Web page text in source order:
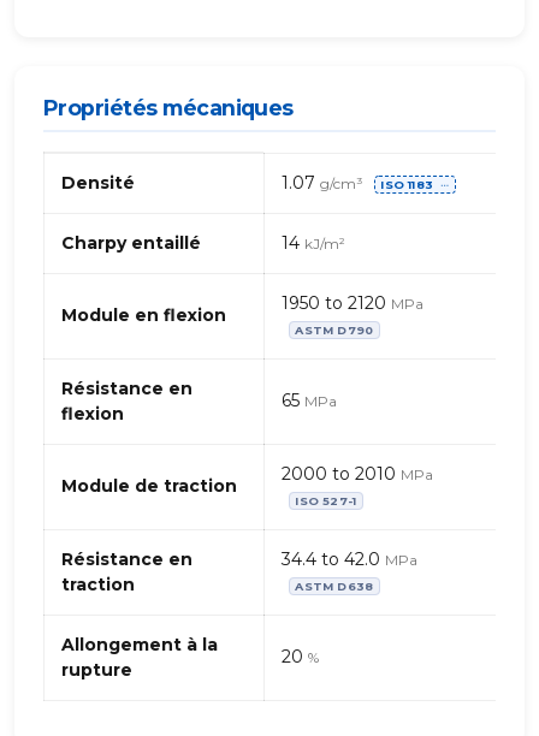
Propriétés mécaniques
mécaniques
de
ASA
Acrylate)+ABS
Butadiène
Styrène)
Densité 1.07 g/cm³ ISO 1183 ⋯
Charpy entaillé 14 kJ/m²
Module en flexion
1950 to 2120 MPa
ASTM D790
Résistance en
flexion
65 MPa
Module de traction
2000 to 2010 MPa
ISO 527-1
Résistance en
traction
34.4 to 42.0 MPa
ASTM D638
Allongement à la
rupture
20 %